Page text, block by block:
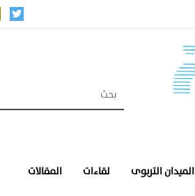
الميدان التربوى لقاءات المقالات